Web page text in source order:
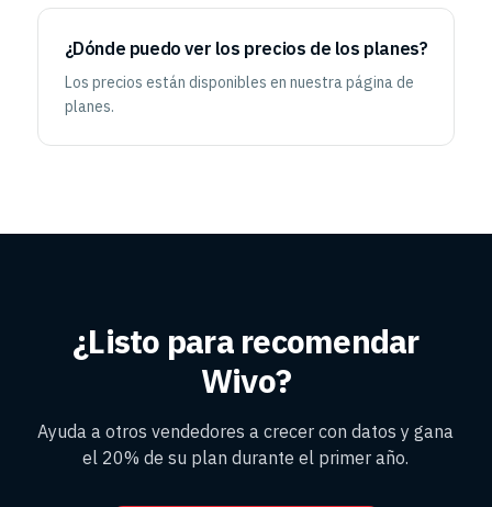
¿Dónde puedo ver los precios de los planes?
Los precios están disponibles en nuestra página de
planes.
¿Listo para recomendar
Wivo?
Ayuda a otros vendedores a crecer con datos y gana
el 20% de su plan durante el primer año.